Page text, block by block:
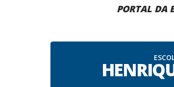
PORTAL DA